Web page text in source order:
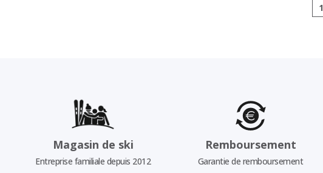
1
Magasin de ski
Entreprise familiale depuis 2012
Remboursement
Garantie de remboursement